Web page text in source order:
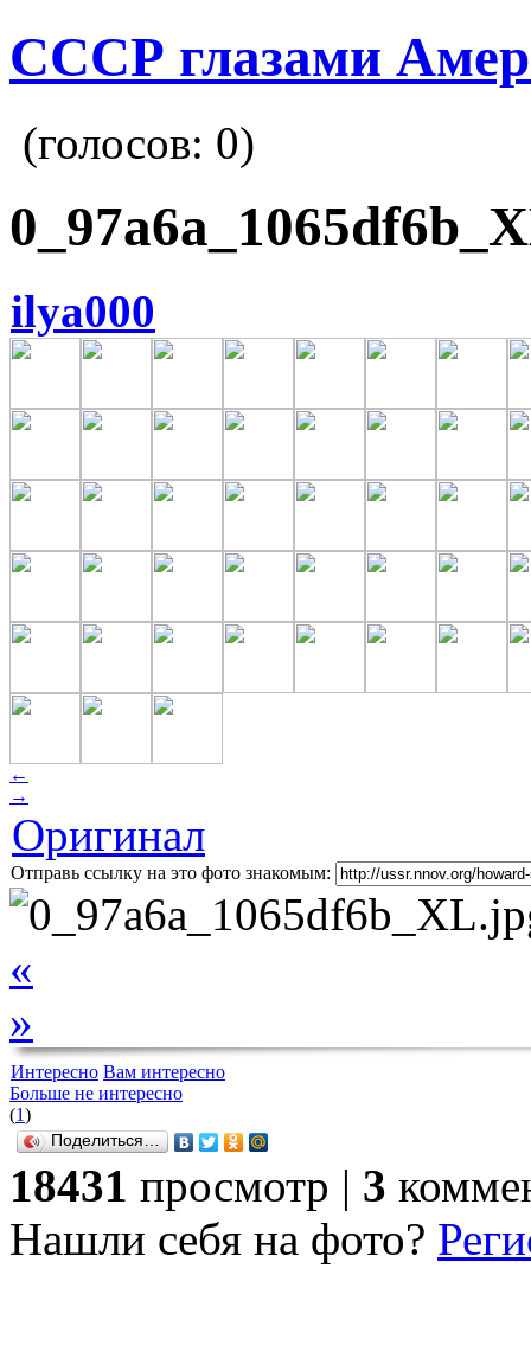
СССР глазами
(голосов: 0)
ilya000
←
→
Оригинал
Отправь ссылку на это фото знакомым:
«
»
Интересно Вам интересно
Больше не интересно
(1)
Поделиться…
18431 просмотр | 3
Нашли себя на фото?